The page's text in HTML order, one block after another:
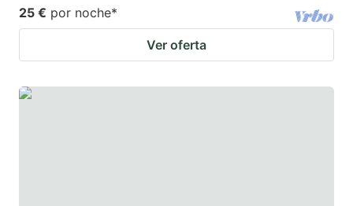
25 € por noche*
Ver oferta